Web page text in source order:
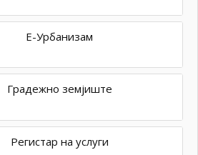
Е-Урбанизам
Градежно земјиште
Регистар на услуги